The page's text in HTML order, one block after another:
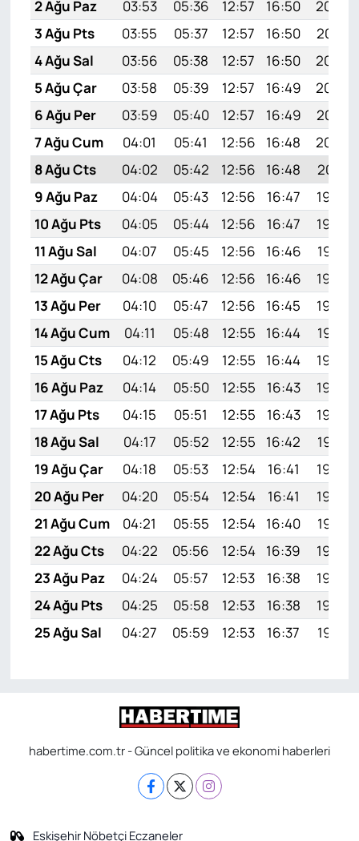
2 Ağu Paz
03:53 05:36 12:57 16:50
20:08
3 Ağu Pts
03:55 05:37 12:57 16:50
20:07
4 Ağu Sal
03:56 05:38 12:57 16:50
20:05
5 Ağu Çar
03:58 05:39 12:57 16:49
20:04
6 Ağu Per
03:59 05:40 12:57 16:49
20:03
7 Ağu Cum
04:01 05:41 12:56 16:48
20:02
8 Ağu Cts
04:02 05:42 12:56 16:48
20:01
9 Ağu Paz
04:04 05:43 12:56 16:47
19:59
10 Ağu Pts
04:05 05:44 12:56 16:47
19:58
11 Ağu Sal
04:07 05:45 12:56 16:46
19:57
12 Ağu Çar
04:08 05:46 12:56 16:46
19:56
13 Ağu Per
04:10 05:47 12:56 16:45
19:54
14 Ağu Cum
04:11 05:48 12:55 16:44
19:53
15 Ağu Cts
04:12 05:49 12:55 16:44
19:52
16 Ağu Paz
04:14 05:50 12:55 16:43
19:50
17 Ağu Pts
04:15 05:51 12:55 16:43
19:49
18 Ağu Sal
04:17 05:52 12:55 16:42
19:47
19 Ağu Çar
04:18 05:53 12:54 16:41
19:46
20 Ağu Per
04:20 05:54 12:54 16:41
19:44
21 Ağu Cum
04:21 05:55 12:54 16:40
19:43
22 Ağu Cts
04:22 05:56 12:54 16:39
19:42
23 Ağu Paz
04:24 05:57 12:53 16:38
19:40
24 Ağu Pts
04:25 05:58 12:53 16:38
19:39
25 Ağu Sal
04:27 05:59 12:53 16:37 19:37
habertime.com.tr - Güncel politika ve ekonomi haberleri
Eskişehir Nöbetçi Eczaneler